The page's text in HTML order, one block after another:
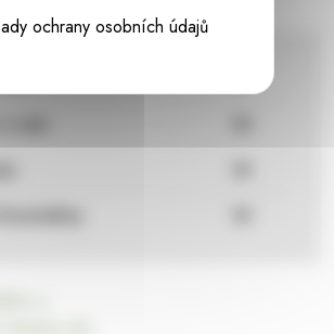
ochrany osobních údajů